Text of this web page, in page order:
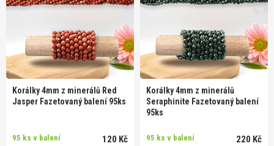
Korálky 4mm z minerálů Red
Jasper Fazetovaný balení 95ks
95 ks v balení 120 Kč
Korálky 4mm z minerálů
Seraphinite Fazetovaný balení
95ks
95 ks v balení 220 Kč